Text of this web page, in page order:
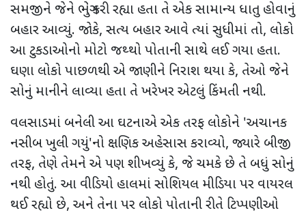
સમજીને જેને ભેગું કરી રહ્યા હતા તે એક સામાન્ય ધાતુ હોવાનું
બહાર આવ્યું. જોકે, સત્ય બહાર આવે ત્યાં સુધીમાં તો, લોકો
આ ટુકડાઓનો મોટો જથ્થો પોતાની સાથે લઈ ગયા હતા.
ઘણા લોકો પાછળથી એ જાણીને નિરાશ થયા કે, તેઓ જેને
સોનું માનીને લાવ્યા હતા તે ખરેખર એટલું કિંમતી નથી.
વલસાડમાં બનેલી આ ઘટનાએ એક તરફ લોકોને 'અચાનક
નસીબ ખુલી ગયું'નો ક્ષણિક અહેસાસ કરાવ્યો, જ્યારે બીજી
તરફ, તેણે તેમને એ પણ શીખવ્યું કે, જે ચમકે છે તે બધું સોનું
નથી હોતું. આ વીડિયો હાલમાં સોશિયલ મીડિયા પર વાયરલ
થઈ રહ્યો છે, અને તેના પર લોકો પોતાની રીતે ટિપ્પણીઓ